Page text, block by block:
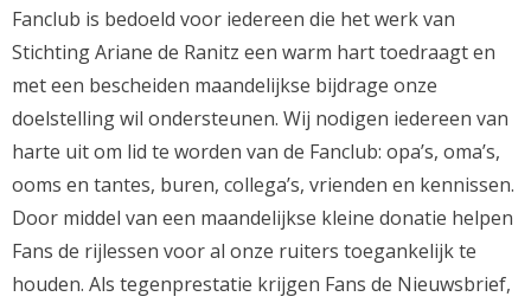
Fanclub is bedoeld voor iedereen die het werk van
Stichting Ariane de Ranitz een warm hart toedraagt en
met een bescheiden maandelijkse bijdrage onze
doelstelling wil ondersteunen. Wij nodigen iedereen van
harte uit om lid te worden van de Fanclub: opa’s, oma’s,
ooms en tantes, buren, collega’s, vrienden en kennissen.
Door middel van een maandelijkse kleine donatie helpen
Fans de rijlessen voor al onze ruiters toegankelijk te
houden. Als tegenprestatie krijgen Fans de Nieuwsbrief,